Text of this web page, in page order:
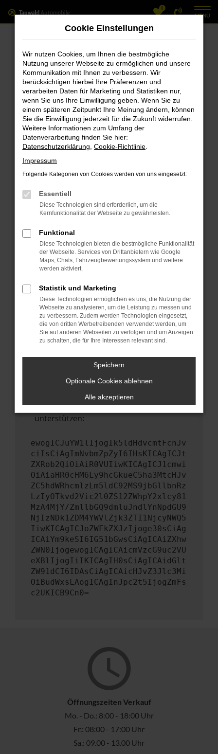
Zum
Hauptinhalt
0
MENÜ
Beim Laden ist ein Fehler aufgetreten.
Hier sind ein paar Tipps, die dir helfen können:
Überprüfe deine Firewall und deine
Internetverbindung.
Laden andere Webseiten, zum Beispiel
deine Suchmaschine?
Prüfe deine Browsererweiterungen.
Manche Erweiterungen, wie Werbeblocker,
können das Laden bestimmter Seiten
anderen Browser oder in einem privaten
Fenster?
Das kann manchmal helfen,
vorübergehende Probleme zu beheben.
Stelle sicher, dass dein Browser und dein
sind.
Veraltete Software birgt nicht nur ein
Sicherheitsrisiko, sondern kann auch dazu
führen, dass bestimmte Funktionen nicht
mehr unterstützt werden.
Wenn du alle oben genannten Schritte
versucht hast, kontaktiere uns bitte. Wir
werden versuchen, das Problem zu
beheben. Du kannst uns diesen Text
schicken, um uns bei der Fehlersuche zu
unterstützen:
ewogICJuYW1lIjogIk5ldHdvcmtFcnJv
ciIsCiAgImNvbmZpZyI6IHsKICAgICJt
ZXRob2QiOiAiR0VUIiwKICAgICJ1cmwi
OiAiaHR0cHM6Ly9hcGkueC5ha3MtcHJv
ZC5hdWRhcmlzLm5ldC92MS9jbGllbnRz
LzIyOTkvd2Vic2l0ZS12ZWhpY2xlcy81
MzA4MjY/ZmllbGQ9dmluJndlYnNpdGU9
NjIzNDk1ZDM4YWVlZjk3ZTI1NjcyNWQ5
IiwKICAgICJoZWFkZXJzIjoge30sCiAg
ICAiYm9keSI6IG51bGwsCiAgICAiZXhw
ZWN0IjogewogICAgICAicmVzcG9uc2VU
eXBlIjogIiIKICAgIH0sCiAgICAidGlt
ZW91dCI6IDAsCiAgICAicHJvZ3Jlc3Mi
OiBudWxsLAogICAgInJpc2t5IjogZmFs
c2UKICB9Cn0=
Öffnungszeiten Verkauf
Mo. - Do.: 8:00 - 18:00 Uhr
Fr.: 08:00 - 17:00 Uhr
Sa.: 09.00 - 13.00 Uhr
Cookie Einstellungen
Wir nutzen Cookies, um Ihnen die bestmögliche
Nutzung unserer Webseite zu ermöglichen und unsere
Kommunikation mit Ihnen zu verbessern. Wir
berücksichtigen hierbei Ihre Präferenzen und
verarbeiten Daten für Marketing und Statistiken nur,
wenn Sie uns Ihre Einwilligung geben. Wenn Sie zu
einem späteren Zeitpunkt Ihre Meinung ändern, können
Sie die Einwilligung jederzeit für die Zukunft widerrufen.
Weitere Informationen zum Umfang der
Datenverarbeitung finden Sie hier:
Datenschutzerklärung Cookie-Richtlinie
Impressum
Folgende Kategorien von Cookies werden von uns eingesetzt:
Essentiell
Diese Technologien sind erforderlich, um die
Kernfunktionalität der Webseite zu gewährleisten.
Funktional
Diese Technologien bieten die bestmögliche Funktionalität
der Webseite. Services von Drittanbietern wie Google
Maps, Chats, Fahrzeugbewertungssystem und weitere
werden aktiviert.
Statistik und Marketing
Diese Technologien ermöglichen es uns, die Nutzung der
Webseite zu analysieren, um die Leistung zu messen und
zu verbessern. Zudem werden Technologien eingesetzt,
die von dritten Werbetreibenden verwendet werden, um
Sie auf anderen Webseiten zu verfolgen und um Anzeigen
zu schalten, die für Ihre Interessen relevant sind.
Speichern
Optionale Cookies ablehnen
Alle akzeptieren